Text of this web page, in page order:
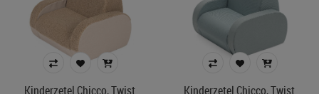
Kinderzetel Chicco, Twist Kinderzetel Chicco, Twist